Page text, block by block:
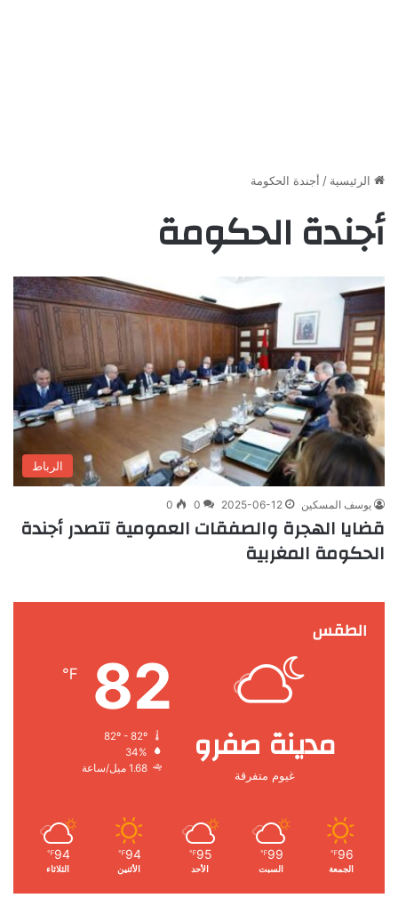
الرئيسية / أجندة الحكومة
أجندة الحكومة
الرباط
يوسف المسكين 2025-06-12
0
0
قضايا الهجرة والصفقات العمومية تتصدر أجندة
الحكومة المغربية
الطقس
مدينة صفرو
غيوم متفرقة
82
℉
34%
1.68 ميل/ساعة
96
℉
الجمعة
99
℉
السبت
95
℉
الأحد
94
℉
الأثنين
94
℉
الثلاثاء